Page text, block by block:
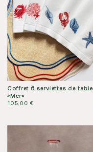
de
2)
Coffret 6 serviettes de table
«Mer»
105,00€